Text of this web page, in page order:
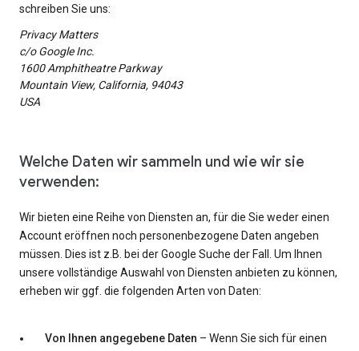
schreiben Sie uns:
Privacy Matters
c/o Google Inc.
1600 Amphitheatre Parkway
Mountain View, California, 94043
USA
Welche Daten wir sammeln und wie wir sie
verwenden:
Wir bieten eine Reihe von Diensten an, für die Sie weder einen
Account eröffnen noch personenbezogene Daten angeben
müssen. Dies ist z.B. bei der Google Suche der Fall. Um Ihnen
unsere vollständige Auswahl von Diensten anbieten zu können,
erheben wir ggf. die folgenden Arten von Daten:
Von Ihnen angegebene Daten – Wenn Sie sich für einen